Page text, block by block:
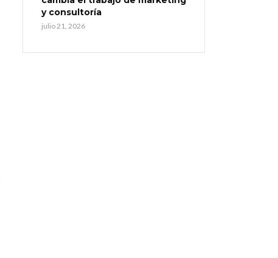
y consultoría
julio 21, 2026